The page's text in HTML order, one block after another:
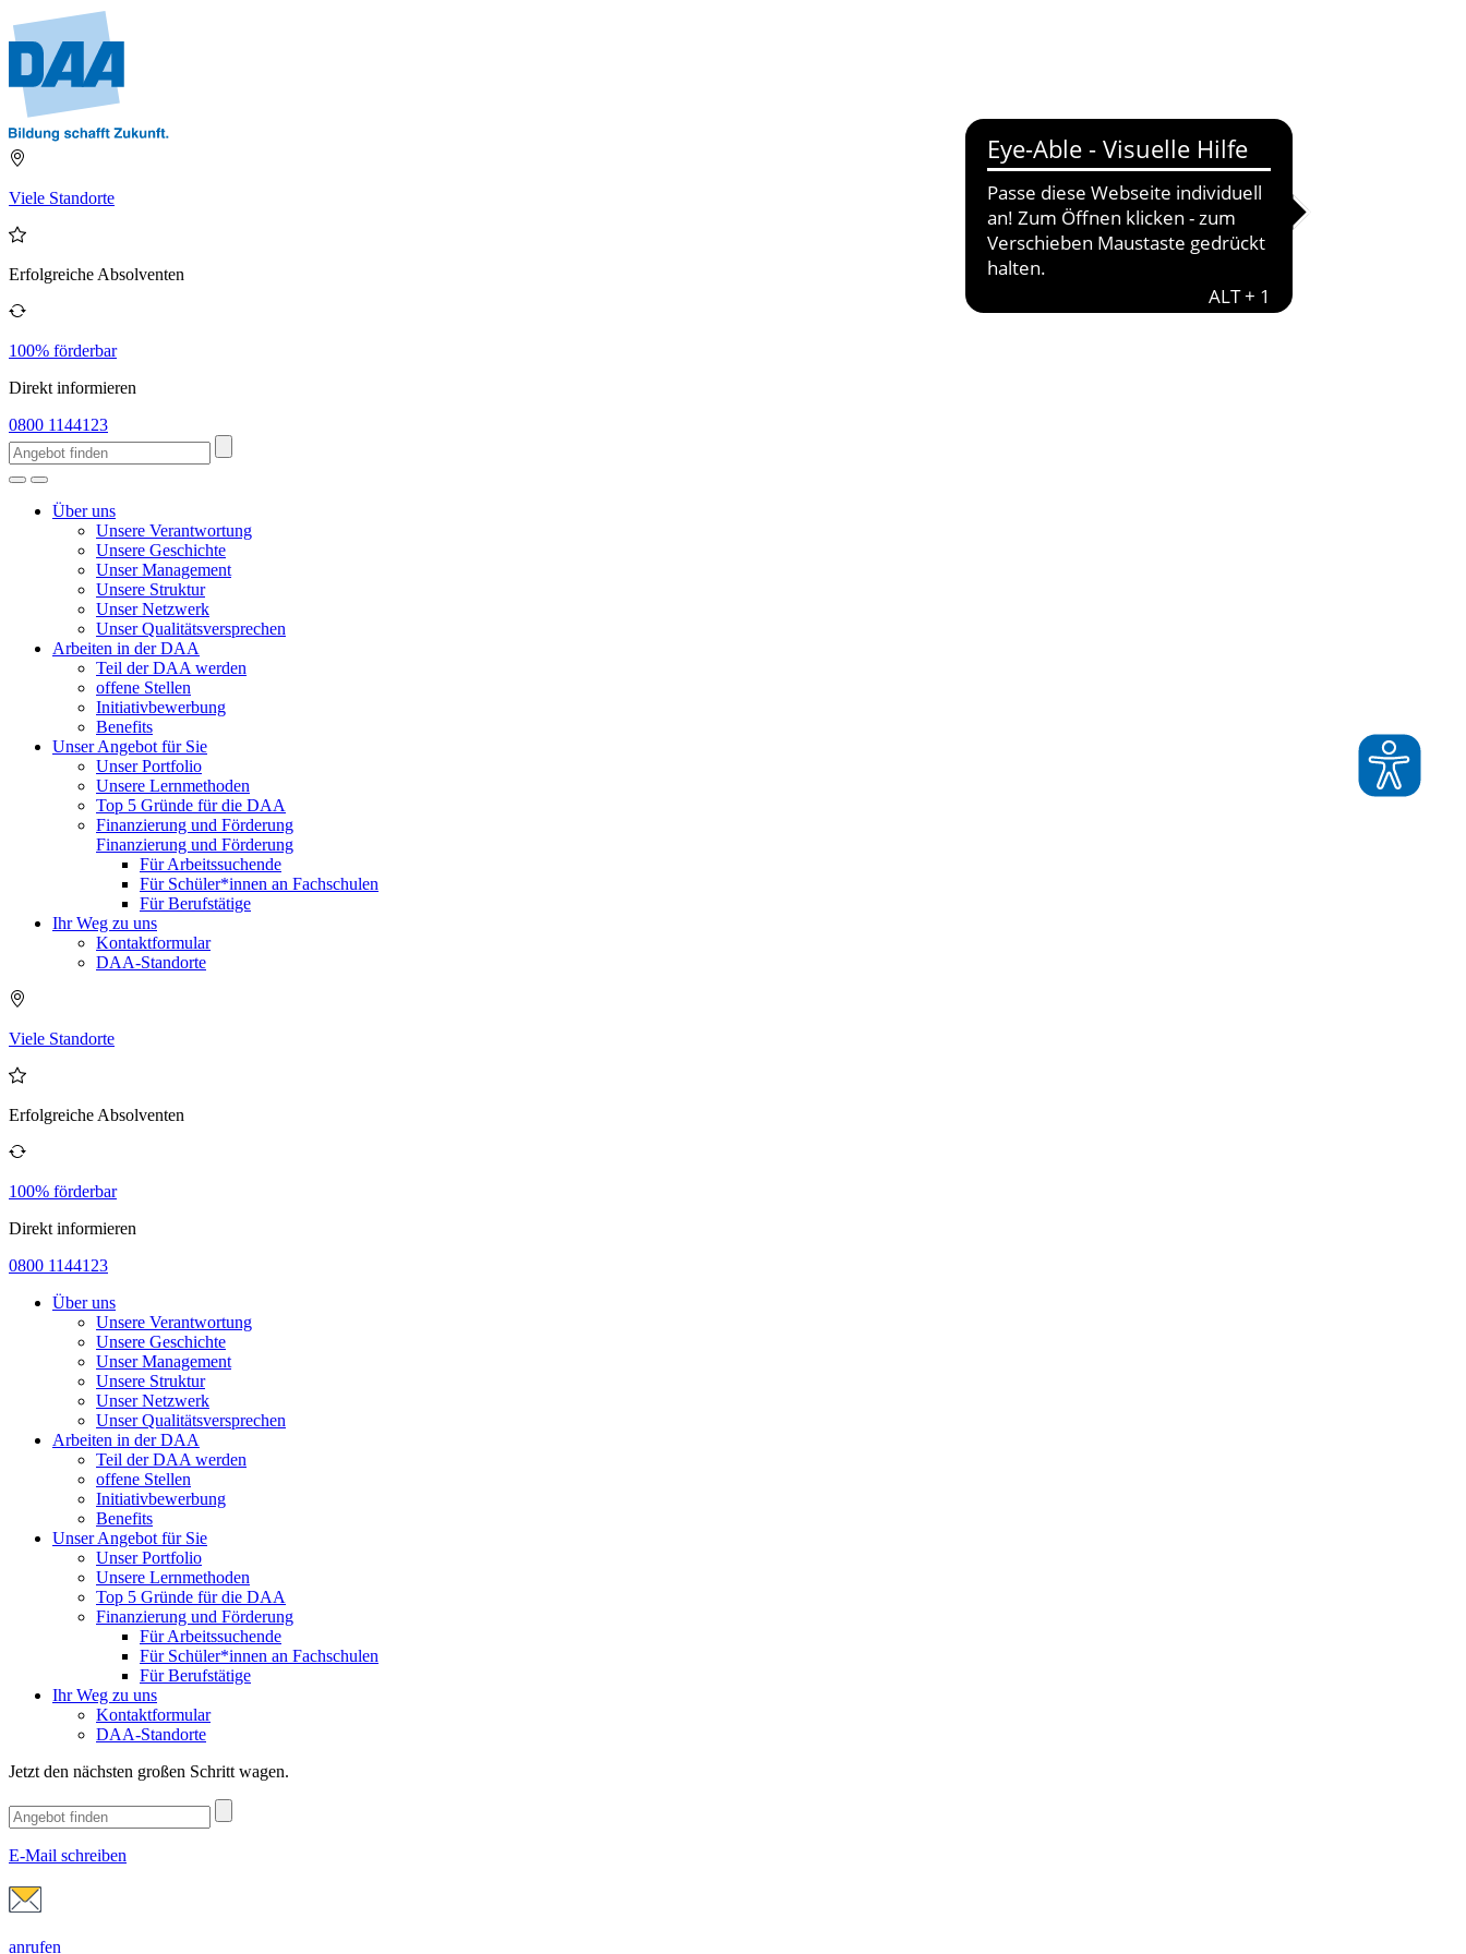
Viele Standorte
Erfolgreiche Absolventen
100% förderbar
Direkt informieren
0800 1144123
Über uns
Unsere Verantwortung
Unsere Geschichte
Unser Management
Unsere Struktur
Unser Netzwerk
Unser Qualitätsversprechen
Arbeiten in der DAA
Teil der DAA werden
offene Stellen
Initiativbewerbung
Benefits
Unser Angebot für Sie
Unser Portfolio
Unsere Lernmethoden
Top 5 Gründe für die DAA
Finanzierung und Förderung
Finanzierung und Förderung
Für Arbeitssuchende
Für Schüler*innen an Fachschulen
Für Berufstätige
Ihr Weg zu uns
Kontaktformular
DAA-Standorte
Viele Standorte
Erfolgreiche Absolventen
100% förderbar
Direkt informieren
0800 1144123
Über uns
Unsere Verantwortung
Unsere Geschichte
Unser Management
Unsere Struktur
Unser Netzwerk
Unser Qualitätsversprechen
Arbeiten in der DAA
Teil der DAA werden
offene Stellen
Initiativbewerbung
Benefits
Unser Angebot für Sie
Unser Portfolio
Unsere Lernmethoden
Top 5 Gründe für die DAA
Finanzierung und Förderung
Für Arbeitssuchende
Für Schüler*innen an Fachschulen
Für Berufstätige
Ihr Weg zu uns
Kontaktformular
DAA-Standorte
Jetzt den nächsten großen Schritt wagen.
E-Mail schreiben
anrufen